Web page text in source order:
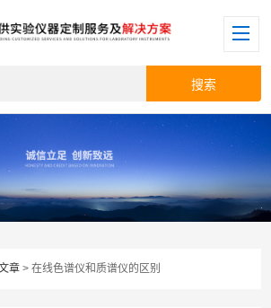
章 > 在线色谱仪和质谱仪的区别